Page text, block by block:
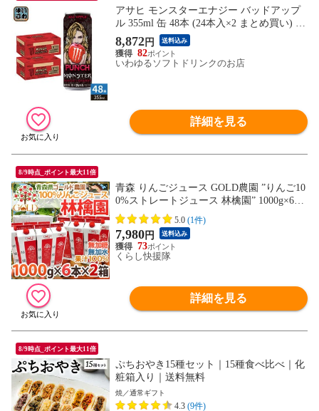
アサヒ モンスターエナジー バッドアップ
ル 355ml 缶 48本 (24本入×2 まとめ買い) エ
ナジードリンク PUNCH 炭酸飲料
8,872円 送料込み
82
いわゆるソフトドリンクのお店
詳細を見る
8/9時点_ポイント最大11倍
青森 りんごジュース GOLD農園 ”りんご10
0%ストレートジュース 林檎園” 1000g×6本
×《2箱》 送料無料（配送業者:佐川急便も
しくはヤマト運輸）〈*北海道・沖縄：追
加送料必要〉
5.0 (1件)
7,980円 送料込み
73
くらし快援隊
詳細を見る
8/9時点_ポイント最大11倍
ぷちおやき15種セット｜15種食べ比べ｜化
粧箱入り｜送料無料
焼／通常ギフト
4.3 (9件)